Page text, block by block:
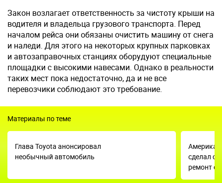
Закон возлагает ответственность за чистоту крыши на
водителя и владельца грузового транспорта. Перед
началом рейса они обязаны очистить машину от снега
и наледи. Для этого на некоторых крупных парковках
и автозаправочных станциях оборудуют специальные
площадки с высокими навесами. Однако в реальности
таких мест пока недостаточно, да и не все
перевозчики соблюдают это требование.
Материалы по теме
Глава Toyota анонсировал
необычный автомобиль
сделал
ремонт